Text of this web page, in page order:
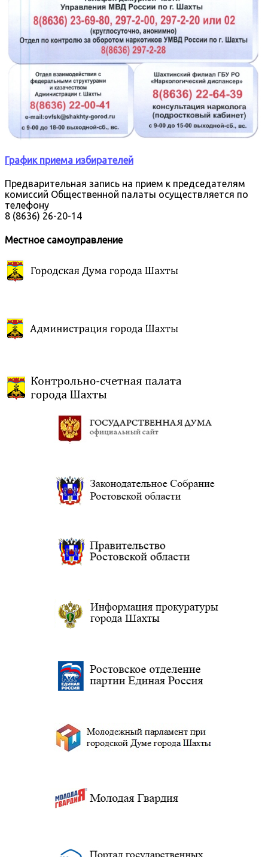
График приема избирателей
Предварительная запись на прием к председателям
комиссий Общественной палаты осуществляется по
телефону
8 (8636) 26-20-14
Местное самоуправление